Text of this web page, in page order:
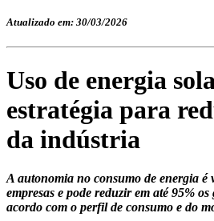
Atualizado em: 30/03/2026
Uso de energia
estratégia para
da indústria
A autonomia no consumo de energia é
empresas e pode reduzir em até 95%
acordo com o perfil de consumo e do